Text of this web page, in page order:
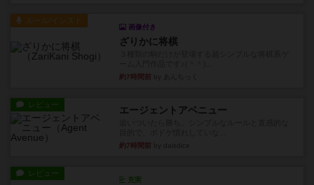
ルール/インスト
画像付き
ざりかに将棋
約7時間前
レビュー エージェントアベニュー
約7時間前
レビュー
充実